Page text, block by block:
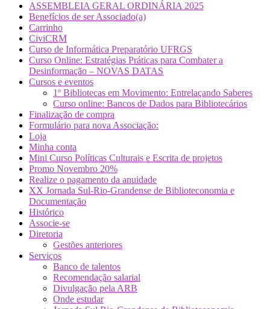
ASSEMBLEIA GERAL ORDINÁRIA 2025
Benefícios de ser Associado(a)
Carrinho
CiviCRM
Curso de Informática Preparatório UFRGS
Curso Online: Estratégias Práticas para Combater a
Desinformação – NOVAS DATAS
Cursos e eventos
1º Bibliotecas em Movimento: Entrelaçando Saberes
Curso online: Bancos de Dados para Bibliotecários
Finalização de compra
Formulário para nova Associação:
Loja
Minha conta
Mini Curso Políticas Culturais e Escrita de projetos
Promo Novembro 20%
Realize o pagamento da anuidade
XX Jornada Sul-Rio-Grandense de Biblioteconomia e
Documentação
Histórico
Associe-se
Diretoria
Gestões anteriores
Serviços
Banco de talentos
Recomendação salarial
Divulgação pela ARB
Onde estudar